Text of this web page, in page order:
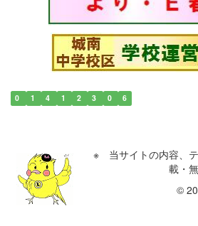
0 1 4 1 2 3 0 6
※ 当サイトの内容、
載・
©